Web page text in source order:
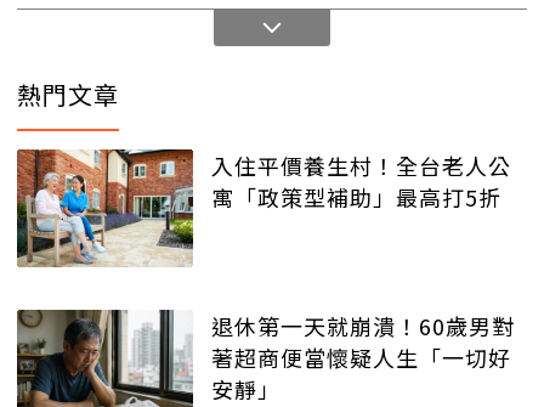
熱門文章
入住平價養生村！全台老人公
寓「政策型補助」最高打5折
退休第一天就崩潰！60歲男對
著超商便當懷疑人生「一切好
安靜」